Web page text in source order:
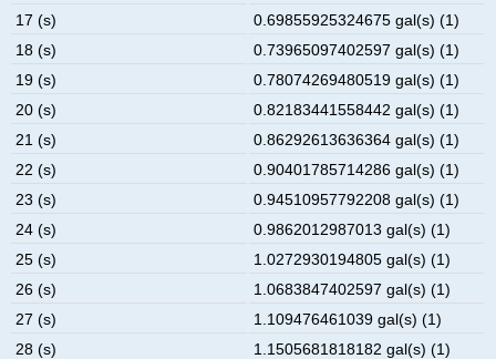
17 (s)
0.69855925324675 gal(s) (1)
18 (s)
0.73965097402597 gal(s) (1)
19 (s)
0.78074269480519 gal(s) (1)
20 (s)
0.82183441558442 gal(s) (1)
21 (s)
0.86292613636364 gal(s) (1)
22 (s)
0.90401785714286 gal(s) (1)
23 (s)
0.94510957792208 gal(s) (1)
24 (s)
0.9862012987013 gal(s) (1)
25 (s)
1.0272930194805 gal(s) (1)
26 (s)
1.0683847402597 gal(s) (1)
27 (s)
1.109476461039 gal(s) (1)
28 (s)
1.1505681818182 gal(s) (1)